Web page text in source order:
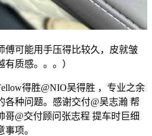
傅可能用手压得比较久，皮就皱
质感。。。）
得胜@NIO吴得胜 ，专业之余
各种问题。感谢交付@吴志瀚 帮
哥@交付顾问张志程 提车时巨细
项。